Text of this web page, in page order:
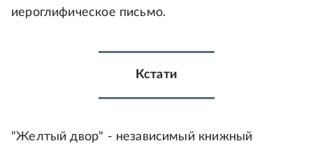
иероглифическое письмо.
Кстати
"Желтый двор" - независимый книжный